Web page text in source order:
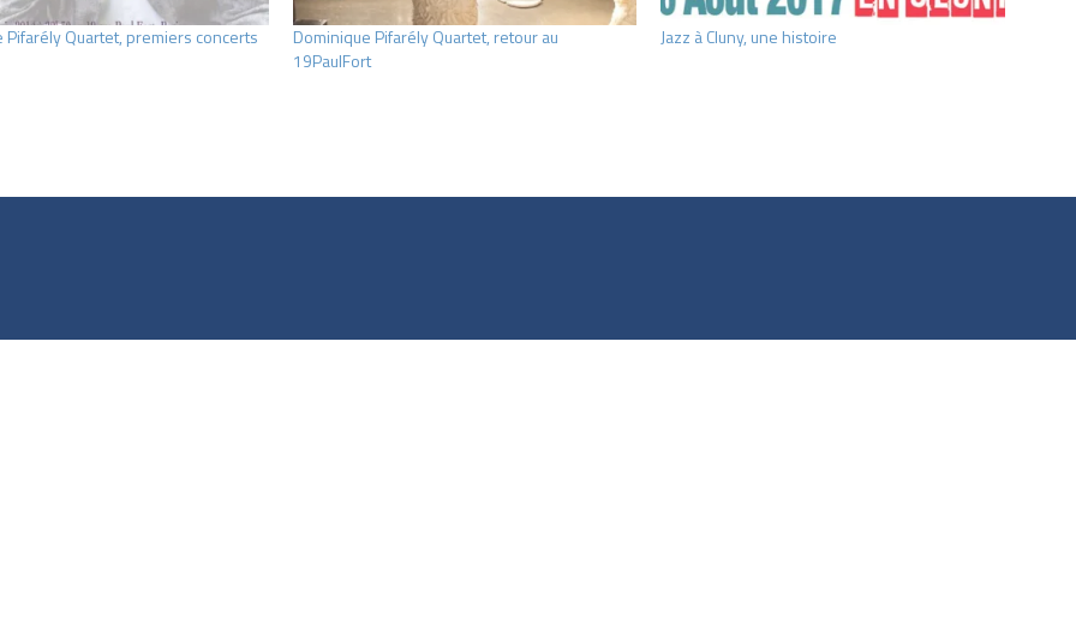
Pifarély Quartet, premiers concerts
Dominique Pifarély Quartet, retour au
19PaulFort
Jazz à Cluny, une histoire